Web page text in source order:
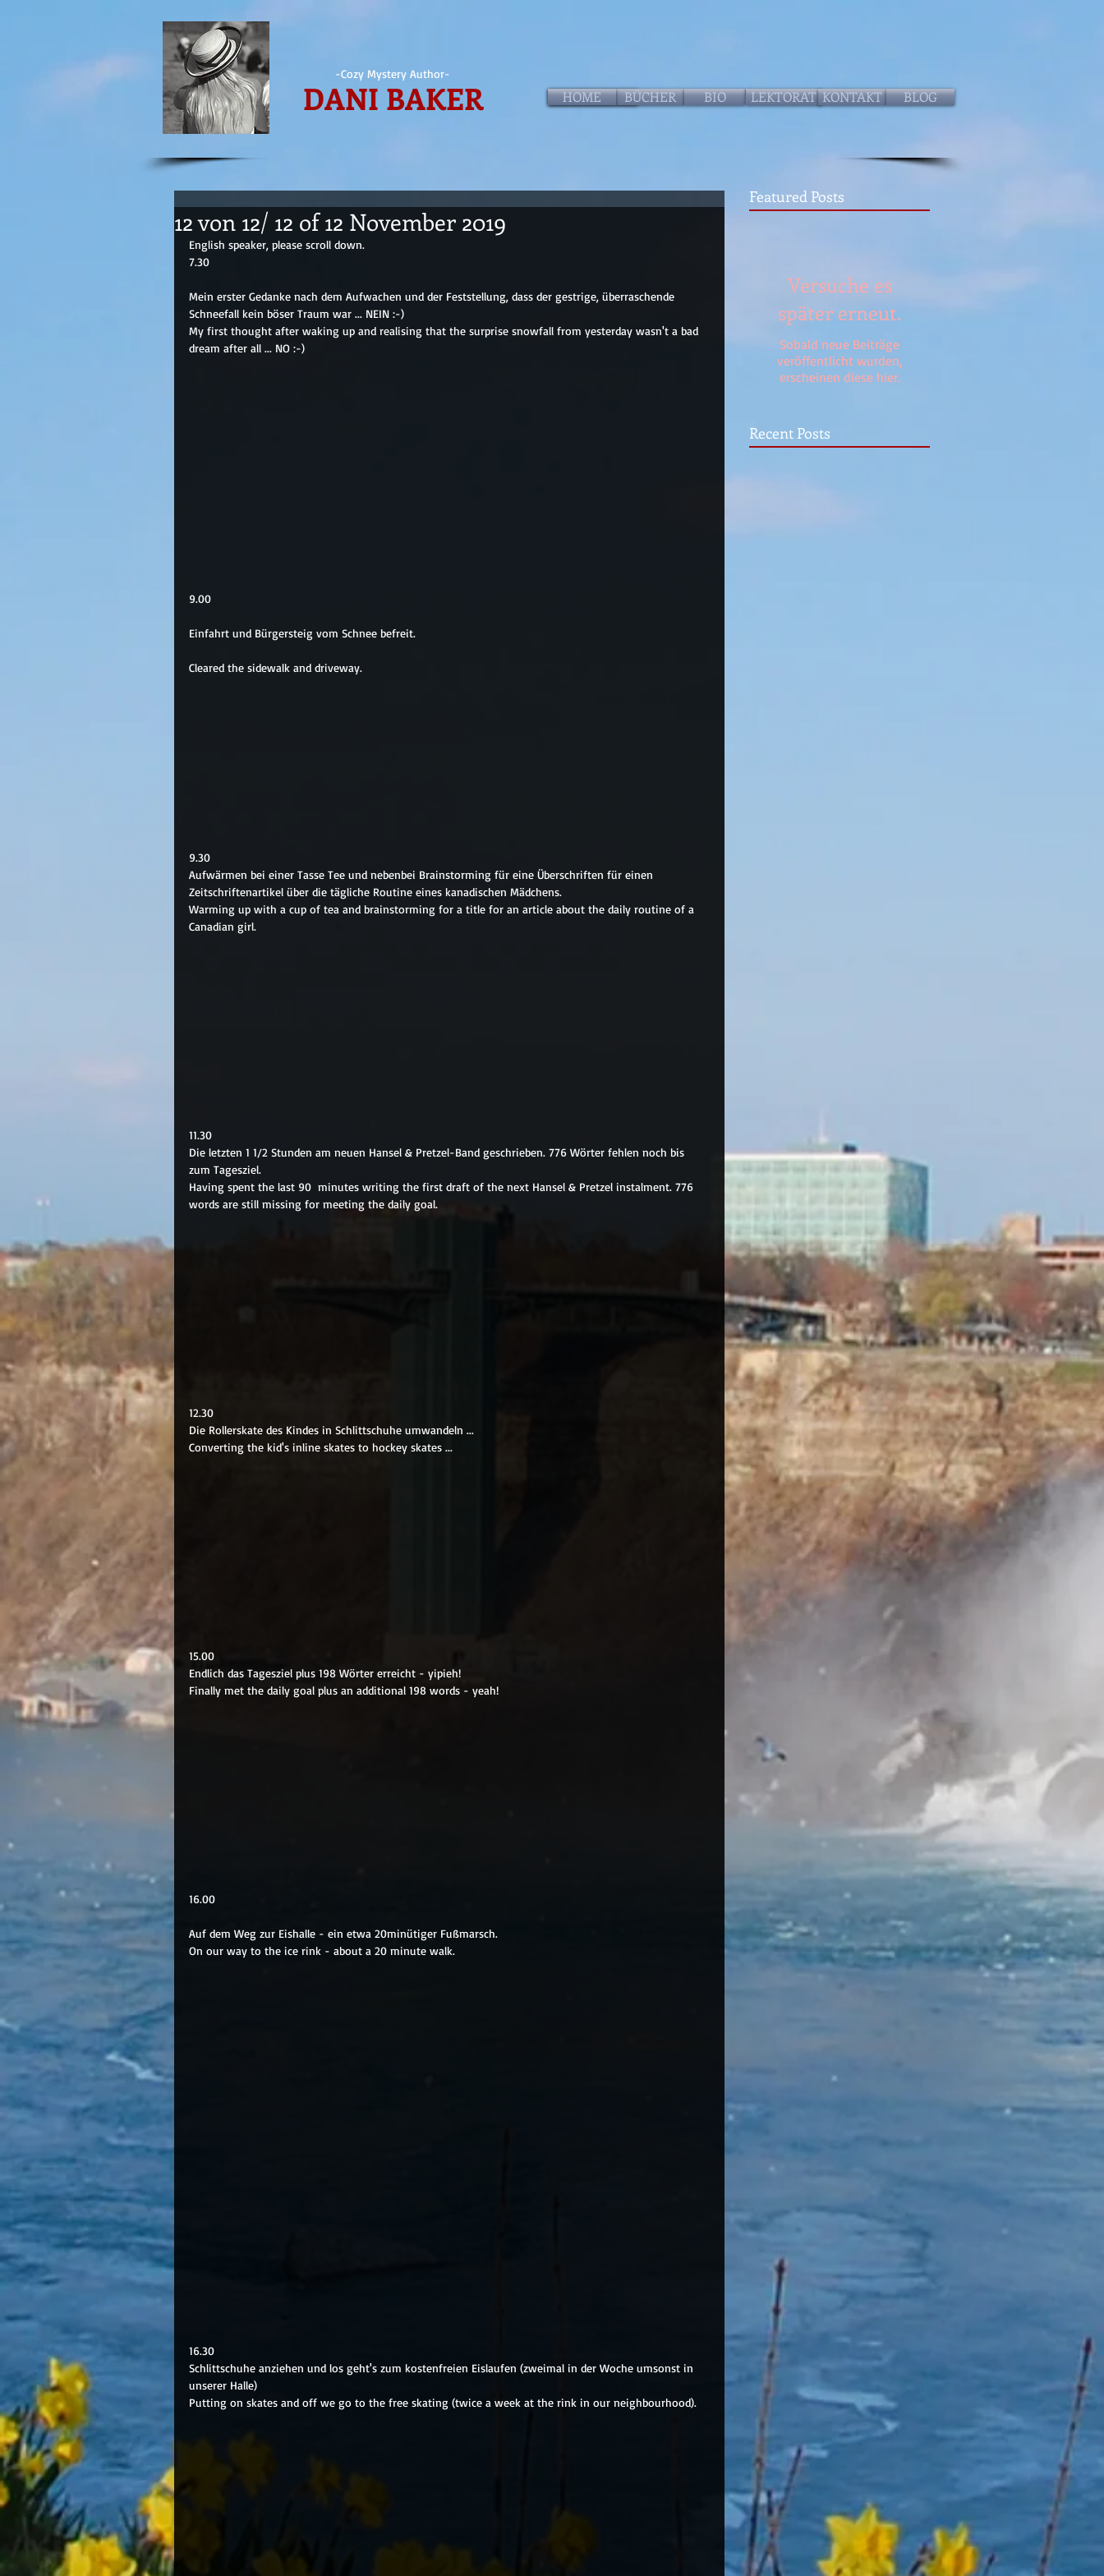
-Cozy Mystery Author-
DANI BAKER HOME BÜCHER
HOME BIO LEKTORAT KONTAKT BLOG
12 von 12/ 12 of 12 November 2019
English speaker, please scroll down.
7.30
Mein erster Gedanke nach dem Aufwachen und der Feststellung, dass der gestrige, überraschende
Schneefall kein böser Traum war ... NEIN :-)
My first thought after waking up and realising that the surprise snowfall from yesterday wasn't a bad
dream after all ... NO :-)
9.00
Einfahrt und Bürgersteig vom Schnee befreit.
Cleared the sidewalk and driveway.
9.30
Aufwärmen bei einer Tasse Tee und nebenbei Brainstorming für eine Überschriften für einen
Zeitschriftenartikel über die tägliche Routine eines kanadischen Mädchens.
Warming up with a cup of tea and brainstorming for a title for an article about the daily routine of a
Canadian girl.
11.30
Die letzten 1 1/2 Stunden am neuen Hansel & Pretzel-Band geschrieben. 776 Wörter fehlen noch bis
zum Tagesziel.
Having spent the last 90  minutes writing the first draft of the next Hansel & Pretzel instalment. 776
words are still missing for meeting the daily goal.
12.30
Die Rollerskate des Kindes in Schlittschuhe umwandeln ...
Converting the kid's inline skates to hockey skates ...
15.00
Endlich das Tagesziel plus 198 Wörter erreicht - yipieh!
Finally met the daily goal plus an additional 198 words - yeah!
16.00
Auf dem Weg zur Eishalle - ein etwa 20minütiger Fußmarsch.
On our way to the ice rink - about a 20 minute walk.
16.30
Schlittschuhe anziehen und los geht's zum kostenfreien Eislaufen (zweimal in der Woche umsonst in
unserer Halle)
Putting on skates and off we go to the free skating (twice a week at the rink in our neighbourhood).
Featured Posts
Versuche es
später erneut.
Sobald neue Beiträge
veröffentlicht wurden,
erscheinen diese hier.
Recent Posts